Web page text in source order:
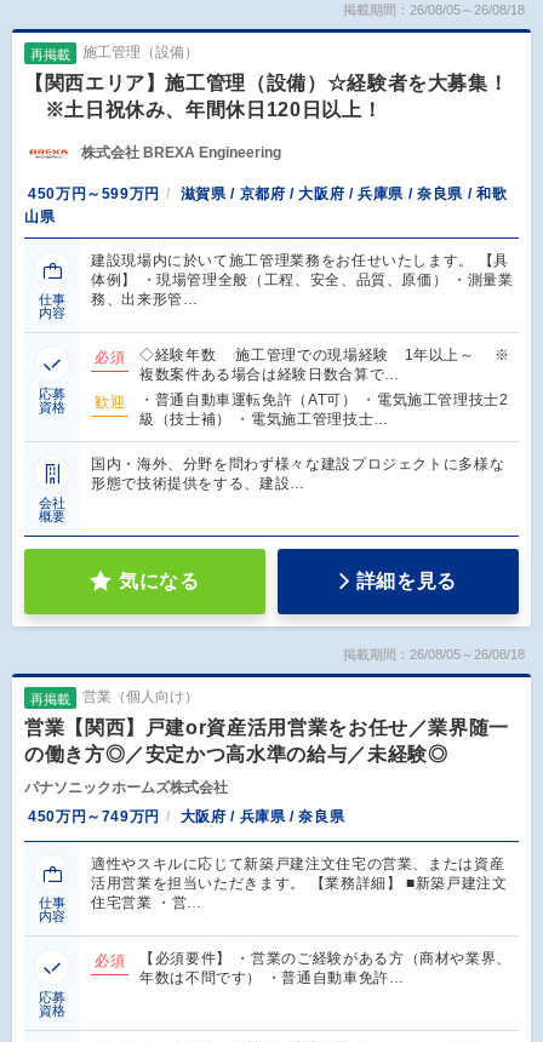
掲載期間：26/08/05～26/08/18
再掲載 施工管理（設備）
【関西エリア】施工管理（設備）☆経験者を大募集！
※土日祝休み、年間休日120日以上！
株式会社 BREXA Engineering
450万円～599万円
滋賀県 / 京都府 / 大阪府 / 兵庫県 / 奈良県 / 和歌
山県
仕事
内容
建設現場内に於いて施工管理業務をお任せいたします。 【具
体例】 ・現場管理全般（工程、安全、品質、原価） ・測量業
務、出来形管…
応募
資格
必須
◇経験年数 施工管理での現場経験 1年以上～ ※
複数案件ある場合は経験日数合算で…
歓迎
・普通自動車運転免許（AT可） ・電気施工管理技士2
級（技士補） ・電気施工管理技士…
会社
概要
国内・海外、分野を問わず様々な建設プロジェクトに多様な
形態で技術提供をする、建設…
気になる 詳細を見る
掲載期間：26/08/05～26/08/18
再掲載 営業（個人向け）
営業【関西】戸建or資産活用営業をお任せ／業界随一
の働き方◎／安定かつ高水準の給与／未経験◎
パナソニックホームズ株式会社
450万円～749万円
大阪府 / 兵庫県 / 奈良県
仕事
内容
適性やスキルに応じて新築戸建注文住宅の営業、または資産
活用営業を担当いただきます。 【業務詳細】 ■新築戸建注文
住宅営業 ・営…
応募
資格
必須
【必須要件】 ・営業のご経験がある方（商材や業界、
年数は不問です） ・普通自動車免許…